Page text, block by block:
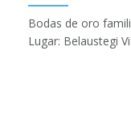
Bodas de oro
Lugar: Belaustegi